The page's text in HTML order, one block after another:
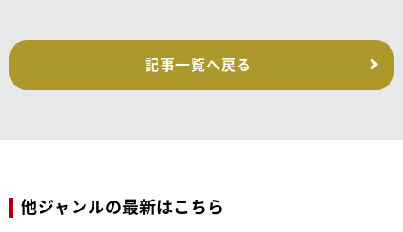
記事一覧へ戻る
他ジャンルの最新はこちら